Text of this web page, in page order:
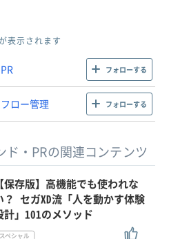
表示されます
フォローする
ロー管理 フォローする
・PRの関連コンテンツ
【保存版】高機能でも使われな
？ セガXD流「人を動かす体験
計」101のメソッド